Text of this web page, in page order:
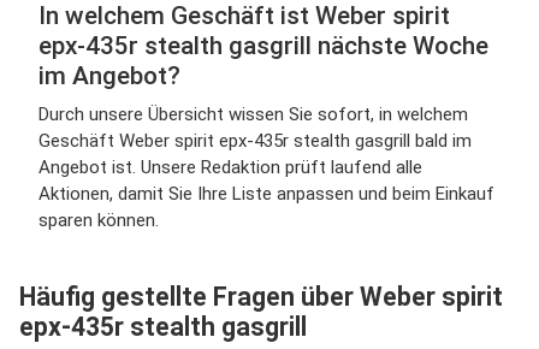
In welchem Geschäft ist Weber spirit
epx-435r stealth gasgrill nächste Woche
im Angebot?
Durch unsere Übersicht wissen Sie sofort, in welchem
Geschäft Weber spirit epx-435r stealth gasgrill bald im
Angebot ist. Unsere Redaktion prüft laufend alle
Aktionen, damit Sie Ihre Liste anpassen und beim Einkauf
sparen können.
Häufig gestellte Fragen über Weber spirit
epx-435r stealth gasgrill